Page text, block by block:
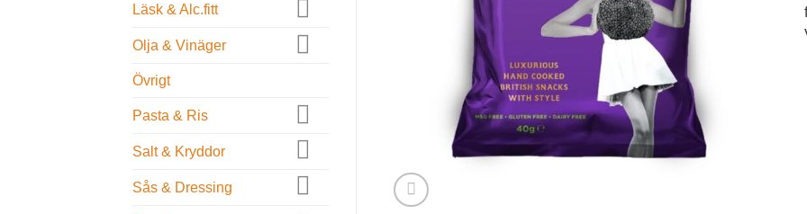
Läsk & Alc.fitt
Olja & Vinäger
Övrigt
Pasta & Ris
Salt & Kryddor
Sås & Dressing